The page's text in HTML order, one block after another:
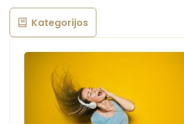
Kategorijos